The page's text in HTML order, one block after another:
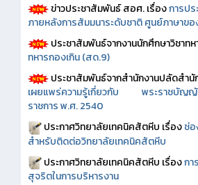
ข่าวประชาสัมพันธ์ สอศ.เรื่องการปร
ภายหลังการสัมมนาระดับชาติ ศูนย์ภาษาขอ
ประชาสัมพันธ์จากงานนักศึกษาวิชาทห
ทหารกองเกิน (สด.9)
ประชาสัมพันธ์จากสำนักงานปลัดสำ
เผยแพร่ความรู้เกี่ยวกับ พระราชบัญญั
ราชการ พ.ศ. 2540
ประกาศวิทยาลัยเทคนิคสัตหีบ เรื่องช่
สำหรับติดต่อวิทยาลัยเทคนิคสัตหีบ
ประกาศวิทยาลัยเทคนิคสัตหีบ เรื่องกา
สุจริตในการบริหารงาน